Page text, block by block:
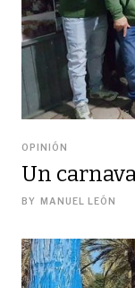
OPINIÓN
Un
BY MANUEL LEÓN